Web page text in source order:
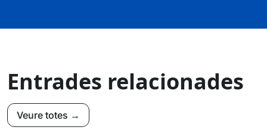
Entrades relacionades
Veure totes →